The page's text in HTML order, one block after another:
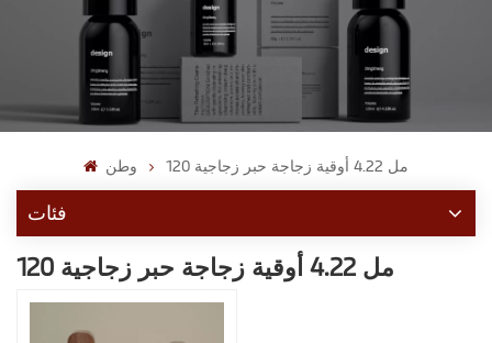
وطن 120 مل 4.22 أوقية زجاجة حبر زجاجية
فئات
120 مل 4.22 أوقية زجاجة حبر زجاجية